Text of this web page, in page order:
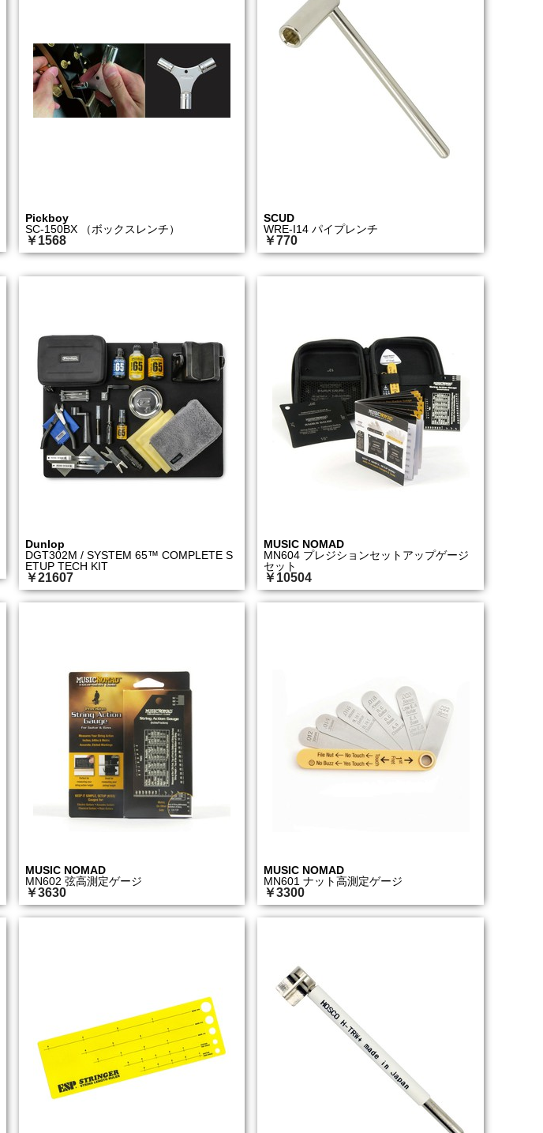
Pickboy
SC-150BX （ボックスレンチ）
￥1568
SCUD
WRE-I14 パイプレンチ
￥770
Dunlop
DGT302M / SYSTEM 65™ COMPLETE S
ETUP TECH KIT
￥21607
MUSIC NOMAD
MN604 プレジションセットアップゲージ
セット
￥10504
MUSIC NOMAD
MN602 弦高測定ゲージ
￥3630
MUSIC NOMAD
MN601 ナット高測定ゲージ
￥3300